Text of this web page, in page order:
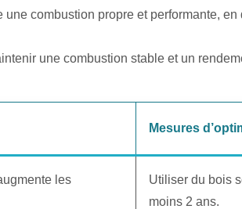
combustion propre et performante,
une combustion stable et un
Mesures
les
Utiliser du bois
moins 2 ans.